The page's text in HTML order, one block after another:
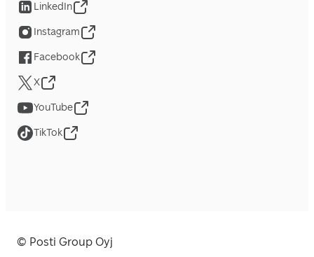
LinkedIn
Instagram
Facebook
X
YouTube
TikTok
© Posti Group Oyj